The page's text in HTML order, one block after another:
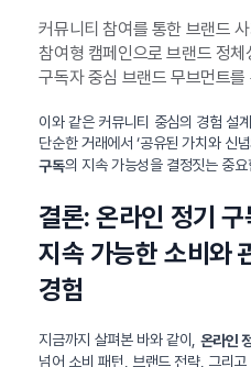
커뮤니티 참여를 통한 브랜드
참여형 캠페인으로 브랜드 정
구독자 중심 브랜드 무브먼트
이와 같은 커뮤니티 중심의 경험 설
단순한 거래에서 ‘공유된 가치와 신
구독의 지속 가능성을 결정짓는 중
결론: 온라인 정기
지속 가능한 소비와
경험
지금까지 살펴본 바와 같이, 온라인
넘어 소비 패턴, 브랜드 전략, 그리